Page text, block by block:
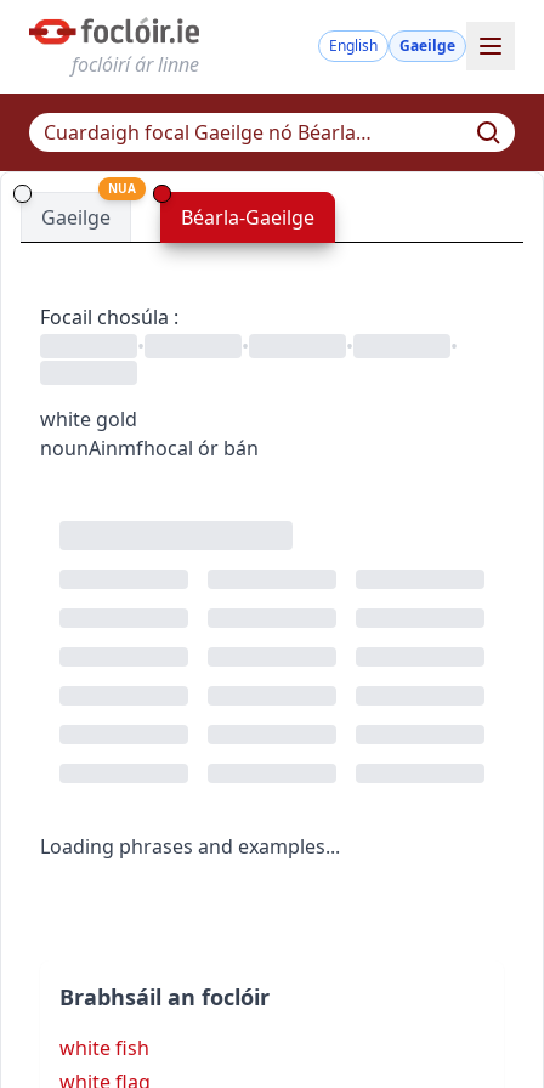
foclóirí ár linne
English Gaeilge
Gaeilge
NUA
Béarla-Gaeilge
Focail chosúla :
•
• • •
white gold
nounAinmfhocal ór bán
Loading phrases and examples...
Brabhsáil an foclóir
white fish
white flag